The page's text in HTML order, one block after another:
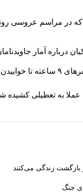
آمار
قاهره
عملا به تعطیلی کشیده
بازگشت زندگی می‌کنند
جنگ